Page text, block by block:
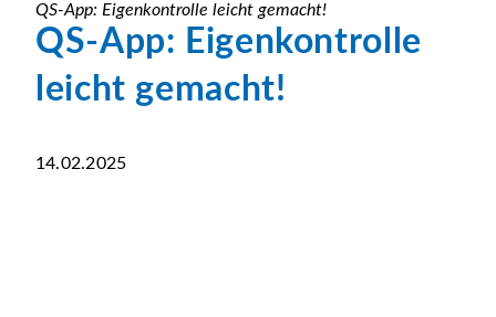
QS-App: Eigenkontrolle leicht gemacht!
QS-App: Eigenkontrolle
leicht gemacht!
14.02.2025